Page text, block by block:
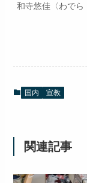
和寺悠佳〈わでら
国内 宣教
関連記事